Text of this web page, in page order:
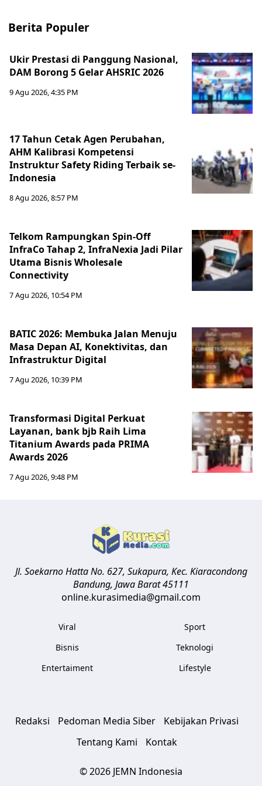
Berita Populer
Ukir Prestasi di Panggung Nasional,
DAM Borong 5 Gelar AHSRIC 2026
9 Agu 2026, 4:35 PM
17 Tahun Cetak Agen Perubahan,
AHM Kalibrasi Kompetensi
Instruktur Safety Riding Terbaik se-
Indonesia
8 Agu 2026, 8:57 PM
Telkom Rampungkan Spin-Off
InfraCo Tahap 2, InfraNexia Jadi Pilar
Utama Bisnis Wholesale
Connectivity
7 Agu 2026, 10:54 PM
BATIC 2026: Membuka Jalan Menuju
Masa Depan AI, Konektivitas, dan
Infrastruktur Digital
7 Agu 2026, 10:39 PM
Transformasi Digital Perkuat
Layanan, bank bjb Raih Lima
Titanium Awards pada PRIMA
Awards 2026
7 Agu 2026, 9:48 PM
Jl. Soekarno Hatta No. 627, Sukapura, Kec. Kiaracondong
Bandung, Jawa Barat45111
online.kurasimedia@gmail.com
Viral
Bisnis
Entertaiment
Sport
Teknologi
Lifestyle
Redaksi Pedoman Media Siber
Kebijakan Privasi
Tentang Kami
Kontak
© 2026 JEMN Indonesia